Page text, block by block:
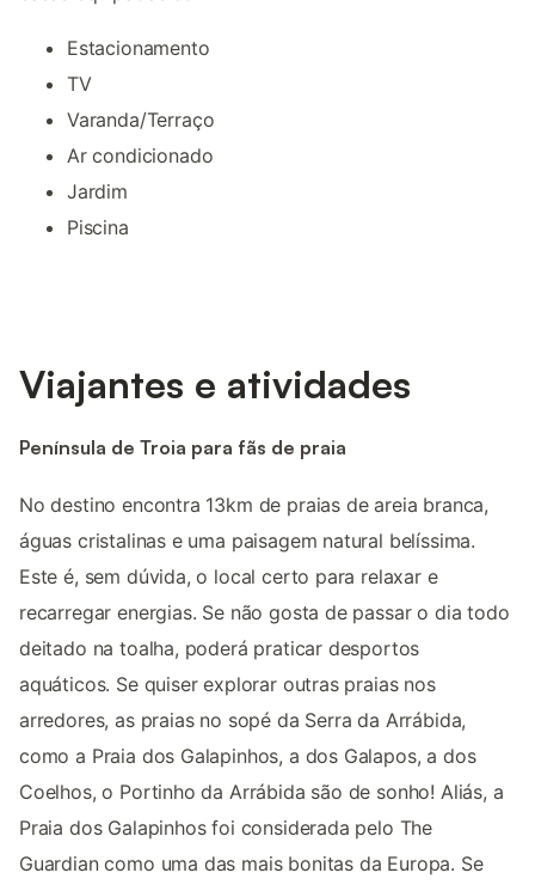
Estacionamento
TV
Varanda/Terraço
Ar condicionado
Jardim
Piscina
Viajantes e atividades
Península de Troia para fãs de praia
No destino encontra 13km de praias de areia branca,
águas cristalinas e uma paisagem natural belíssima.
Este é, sem dúvida, o local certo para relaxar e
recarregar energias. Se não gosta de passar o dia todo
deitado na toalha, poderá praticar desportos
aquáticos. Se quiser explorar outras praias nos
arredores, as praias no sopé da Serra da Arrábida,
como a Praia dos Galapinhos, a dos Galapos, a dos
Coelhos, o Portinho da Arrábida são de sonho! Aliás, a
Praia dos Galapinhos foi considerada pelo The
Guardian como uma das mais bonitas da Europa. Se